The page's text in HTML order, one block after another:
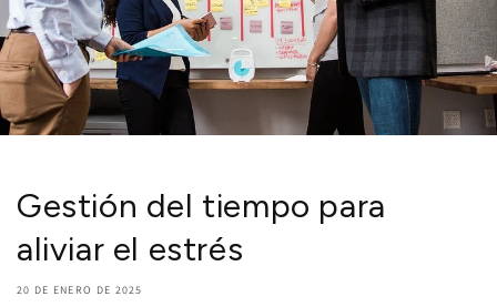
Gestión del tiempo para
aliviar el estrés
20 DE ENERO DE 2025